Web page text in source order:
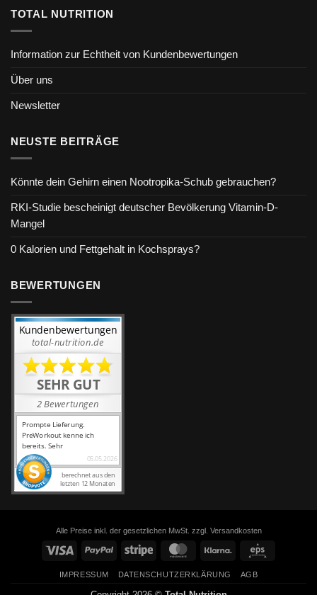
TOTAL NUTRITION
Information zur Echtheit von Kundenbewertungen
Über uns
Newsletter
NEUSTE BEITRÄGE
Könnte dein Gehirn einen Nootropika-Schub gebrauchen?
RKI-Studie bescheinigt deutscher Bevölkerung Vitamin-D-
Mangel
0 Kalorien und Fettgehalt in Kochsprays?
BEWERTUNGEN
Alle Preise inkl. der gesetzlichen MwSt. zzgl. Versandkosten
Visa PayPal Stripe MasterCard Klarna
IMPRESSUM DATENSCHUTZERKLÄRUNG AGB